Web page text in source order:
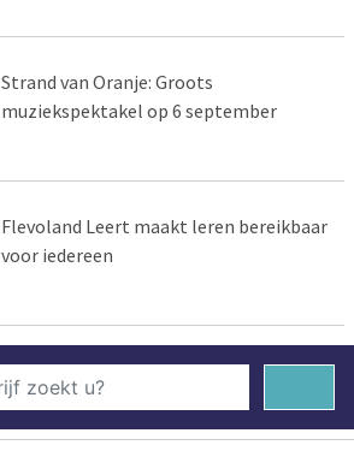
Strand van Oranje: Groots
muziekspektakel op 6 september
Flevoland Leert maakt leren bereikbaar
voor iedereen